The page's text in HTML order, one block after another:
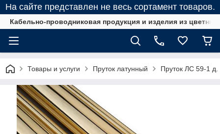
На сайте представлен не весь сортамент товаров.
Кабельно-проводниковая продукция и изделия из
Товары и услуги Пруток латунный Пруток ЛС 59-1 д.